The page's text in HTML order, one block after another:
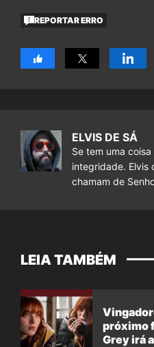
REPORTAR ERRO
ELVIS DE SÁ
Se tem uma
integridade. Elvis
chamam de
LEIA TAMBÉM
próximo
Grey irá